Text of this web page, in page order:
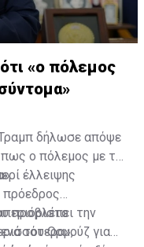
«ο πόλεμος
δήλωσε απόψε
ο πόλεμος με το
έλλειψης
πρόεδρος
προβλέπει την
του Ορμούζ για